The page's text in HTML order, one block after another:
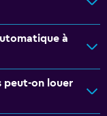
à
peut-on louer